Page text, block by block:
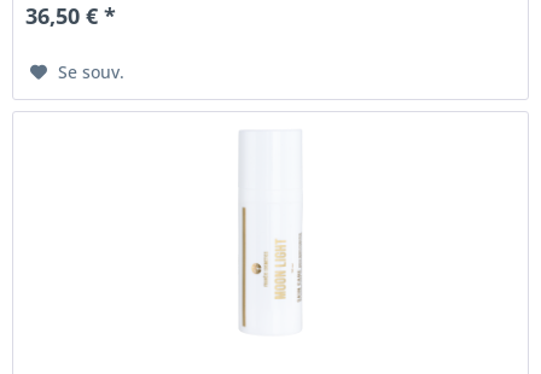
36,50 € *
Se souv.